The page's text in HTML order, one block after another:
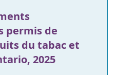
permis de
du tabac et
2025